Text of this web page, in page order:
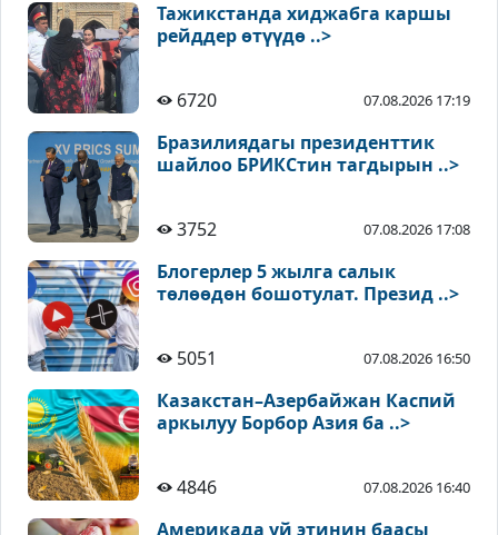
Тажикстанда хиджабга каршы
рейддер өтүүдө ..>
6720 07.08.2026 17:19
Бразилиядагы президенттик
шайлоо БРИКСтин тагдырын ..>
3752 07.08.2026 17:08
Блогерлер 5 жылга салык
төлөөдөн бошотулат. Презид ..>
5051 07.08.2026 16:50
Казакстан–Азербайжан Каспий
аркылуу Борбор Азия ба ..>
4846 07.08.2026 16:40
Америкада уй этинин баасы